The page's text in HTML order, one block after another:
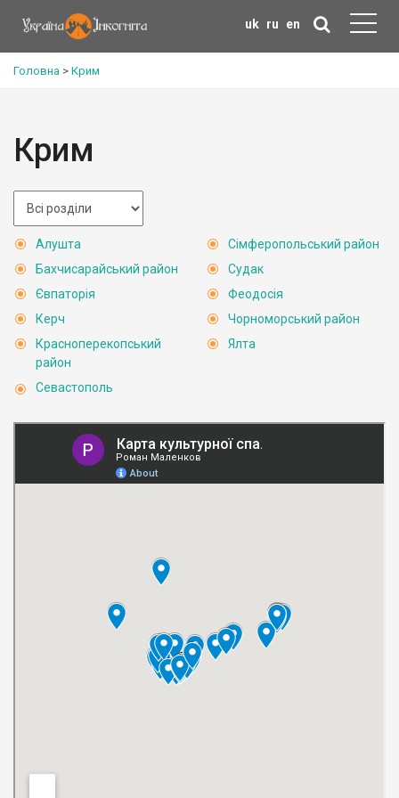
uk ru en
Головна > Крим
Крим
Алушта
Бахчисарайський район
Євпаторія
Керч
Красноперекопський
район
Севастополь
Сімферопольський район
Судак
Феодосія
Чорноморський район
Ялта